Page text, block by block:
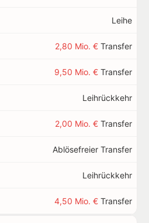
Leihe
2,80 Mio. € Transfer
9,50 Mio. € Transfer
Leihrückkehr
2,00 Mio. € Transfer
Ablösefreier Transfer
Leihrückkehr
4,50 Mio. € Transfer